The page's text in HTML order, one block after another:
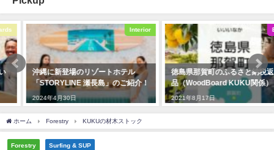
Interior
沖縄に新登場のリゾートホテル
「STORYLINE 瀬長島」のご紹介！
2024年4月30日
Event
徳島県那賀町のふるさと納税返礼
品（WoodBoard KUKU関係）
2021年8月17日
ホーム Forestry KUKUの材木ストック
Forestry Surfing & SUP